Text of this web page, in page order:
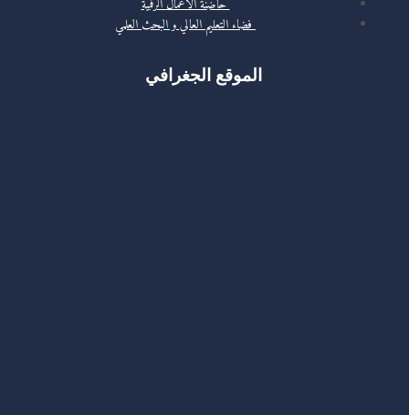
حاضنة الأعمال الرقمية
فضاء التعليم العالي و البحث العلمي
الموقع الجغرافي